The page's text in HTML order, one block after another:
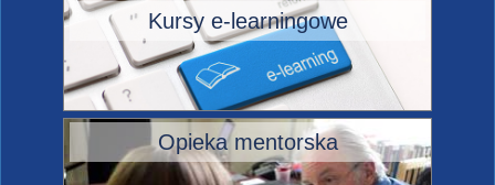
Kursy e-learningowe
Opieka mentorska